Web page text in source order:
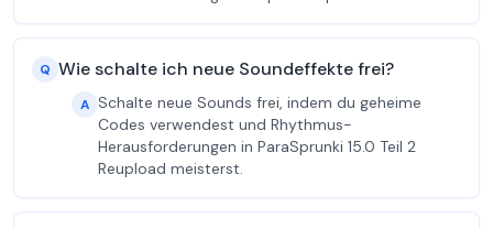
Q Wie schalte ich neue Soundeffekte frei?
A Schalte neue Sounds frei, indem du geheime
Codes verwendest und Rhythmus-
Herausforderungen in ParaSprunki 15.0 Teil 2
Reupload meisterst.